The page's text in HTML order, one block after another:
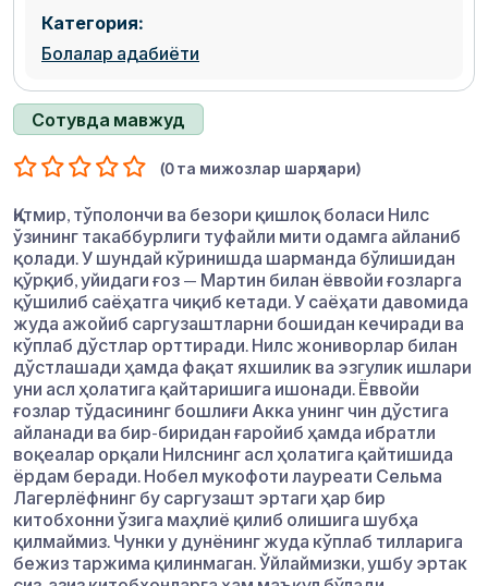
Категория:
Болалар адабиёти
Сотувда мавжуд
(0 та мижозлар шарҳлари)
Қитмир, тўполончи ва безори қишлоқ боласи Нилс
ўзининг такаббурлиги туфайли мити одамга айланиб
қолади. У шундай кўринишда шарманда бўлишидан
қўрқиб, уйидаги ғоз — Мартин билан ёввойи ғозларга
қўшилиб саёҳатга чиқиб кетади. У саёҳати давомида
жуда ажойиб саргузаштларни бошидан кечиради ва
кўплаб дўстлар орттиради. Нилс жониворлар билан
дўстлашади ҳамда фақат яхшилик ва эзгулик ишлари
уни асл ҳолатига қайтаришига ишонади. Ёввойи
ғозлар тўдасининг бошлиғи Акка унинг чин дўстига
айланади ва бир-биридан ғаройиб ҳамда ибратли
воқеалар орқали Нилснинг асл ҳолатига қайтишида
ёрдам беради. Нобел мукофоти лауреати Сельма
Лагерлёфнинг бу саргузашт эртаги ҳар бир
китобхонни ўзига маҳлиё қилиб олишига шубҳа
қилмаймиз. Чунки у дунёнинг жуда кўплаб тилларига
бежиз таржима қилинмаган. Ўйлаймизки, ушбу эртак